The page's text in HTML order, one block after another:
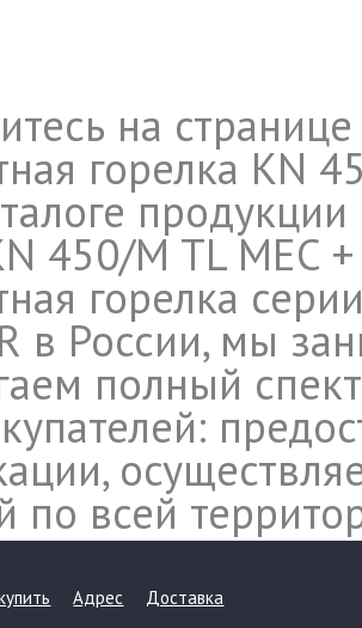
на
горелка KN
450/M TL MEC
горелка
в России, мы
полный
по всей
Адрес Доставка